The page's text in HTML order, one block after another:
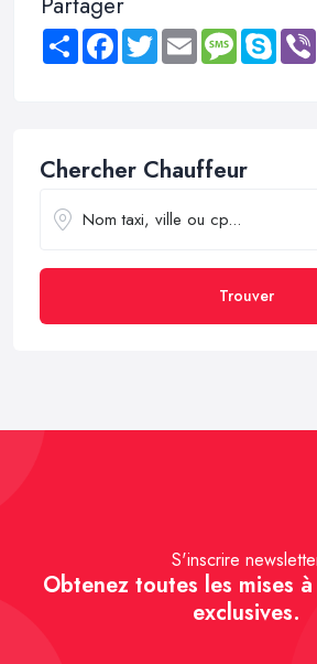
Share FacebookTwitter Email MessageSkype
Chercher Chauffeur
Trouver
S'inscrire
Obtenez toutes les mises
exclusives.